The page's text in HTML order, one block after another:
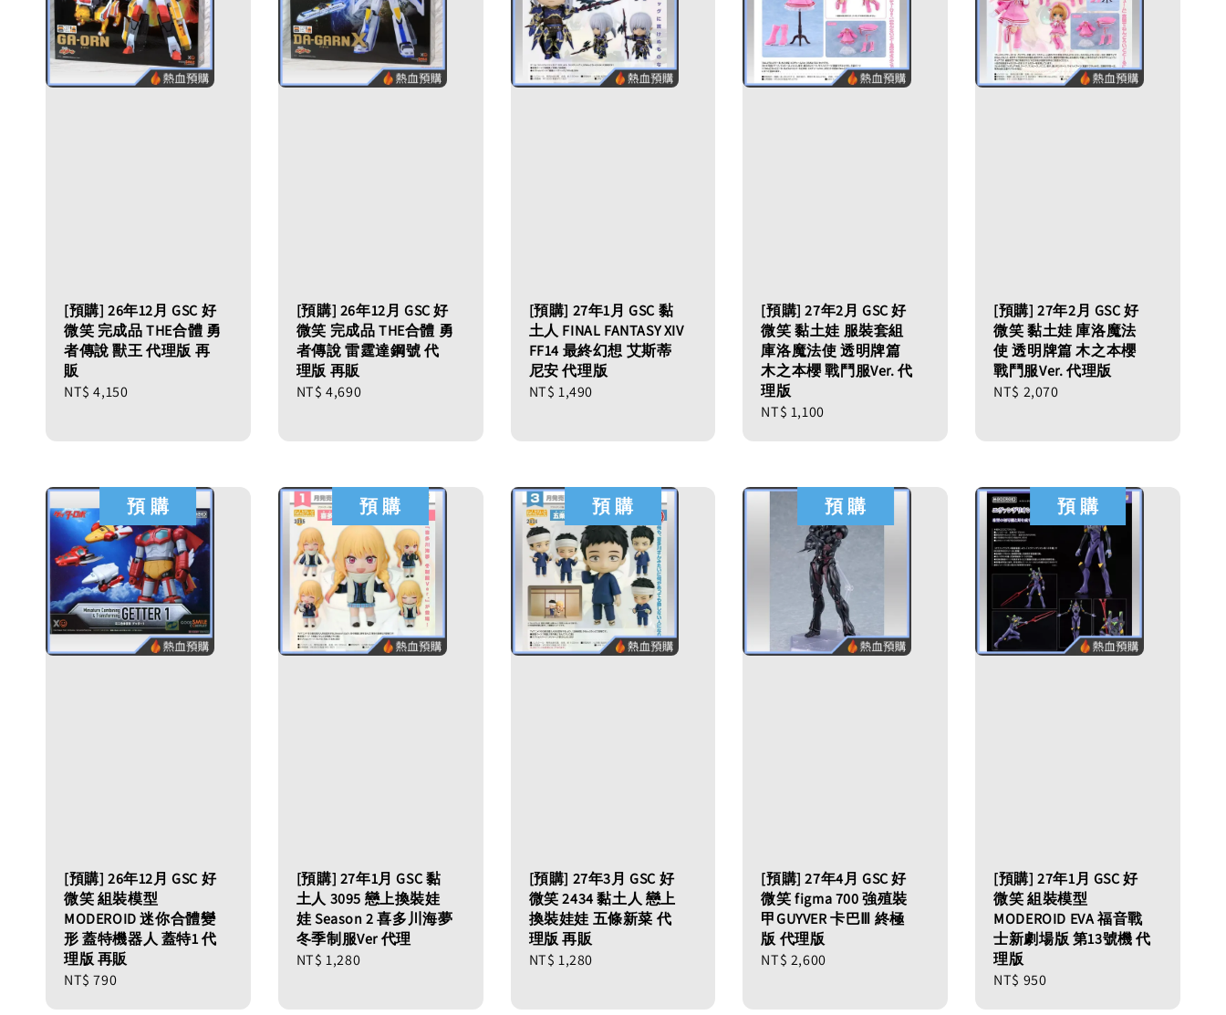
[預購] 26年12月 GSC 好
微笑 完成品 THE合體 勇
者傳說 獸王 代理版 再
販
Regular
NT$ 4,150
[預購] 26年12月 GSC 好
微笑 完成品 THE合體 勇
者傳說 雷霆達鋼號 代
理版 再販
Regular
NT$ 4,690
[預購] 27年1月 GSC 黏
土人 FINAL FANTASY XIV
FF14 最終幻想 艾斯蒂
尼安 代理版
Regular
NT$ 1,490
[預購] 27年2月 GSC 好
微笑 黏土娃 服裝套組
庫洛魔法使 透明牌篇
木之本櫻 戰鬥服Ver. 代
理版
Regular
NT$ 1,100
[預購] 27年2月 GSC 好
微笑 黏土娃 庫洛魔法
使 透明牌篇 木之本櫻
戰鬥服Ver. 代理版
Regular
NT$ 2,070
預 購
[預購] 26年12月 GSC 好
微笑 組裝模型
MODEROID 迷你合體變
形 蓋特機器人 蓋特1 代
理版 再販
Regular
NT$ 790
預 購
[預購] 27年1月 GSC 黏
土人 3095 戀上換裝娃
娃 Season 2 喜多川海夢
冬季制服Ver 代理
Regular
NT$ 1,280
預 購
[預購] 27年3月 GSC 好
微笑 2434 黏土人 戀上
換裝娃娃 五條新菜 代
理版 再販
Regular
NT$ 1,280
預 購
[預購] 27年4月 GSC 好
微笑 figma 700 強殖裝
甲GUYVER 卡巴Ⅲ 終極
版 代理版
Regular
NT$ 2,600
預 購
[預購] 27年1月 GSC 好
微笑 組裝模型
MODEROID EVA 福音戰
士新劇場版 第13號機 代
理版
Regular
NT$ 950